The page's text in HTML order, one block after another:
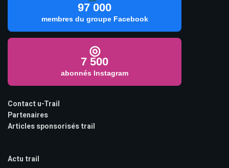
97 000
membres du groupe Facebook
◎
7 500
abonnés Instagram
Contact u-Trail
Partenaires
Articles sponsorisés trail
Actu trail